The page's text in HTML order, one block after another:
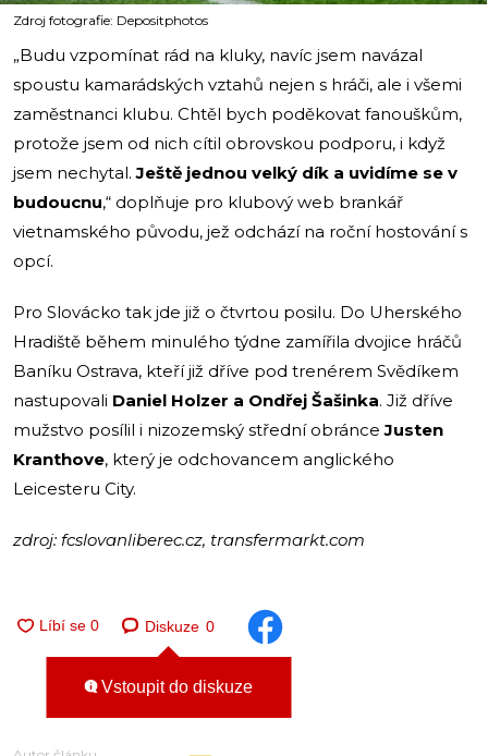
Zdroj fotografie: Depositphotos
„Budu vzpomínat rád na kluky, navíc jsem navázal
spoustu kamarádských vztahů nejen s hráči, ale i všemi
zaměstnanci klubu. Chtěl bych poděkovat fanouškům,
protože jsem od nich cítil obrovskou podporu, i když
jsem nechytal.Ještě jednou velký dík a uvidíme se v
budoucnu,“ doplňuje pro klubový web brankář
vietnamského původu, jež odchází na roční hostování s
opcí.
Pro Slovácko tak jde již o čtvrtou posilu. Do Uherského
Hradiště během minulého týdne zamířila dvojice hráčů
Baníku Ostrava, kteří již dříve pod trenérem Svědíkem
nastupovali Daniel Holzer a Ondřej Šašinka. Již dříve
mužstvo posílil i nizozemský střední obránceJusten
Kranthove, který je odchovancem anglického
Leicesteru City.
zdroj: fcslovanliberec.cz, transfermarkt.com
Diskuze 0
Vstoupit do diskuze